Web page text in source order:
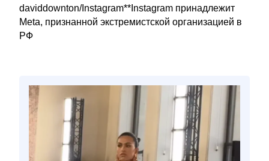
daviddownton/Instagram**Instagram принадлежит
Meta, признанной экстремистской организацией в
РФ